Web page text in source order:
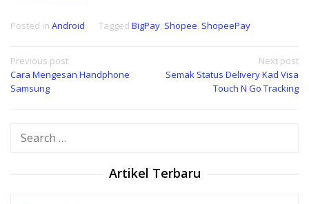
Posted in Android Tagged BigPay, Shopee, ShopeePay
Post
navigation
Previous post
Cara Mengesan Handphone
Samsung
Next post
Semak Status Delivery Kad Visa
Touch N Go Tracking
Search
Artikel Terbaru